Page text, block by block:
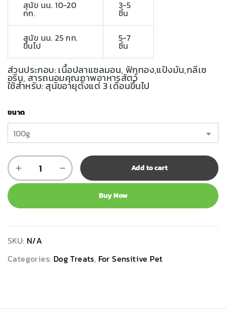
สุนัข นน. 10-20
กก.
3-5
ชิ้น
สุนัข นน. 25 กก.
ขึ้นไป
5-7
ชิ้น
ส่วนประกอบ: เนื้อปลาแซลมอน, ฟักทอง,แป้งมัน,กลีเซ
อรีน, สารถนอมคุณภาพอาหารสัตว์
ใช้สำหรับ: สุนัขอายุตั้งแต่ 3 เดือนขึ้นไป
ขนาด
Add to cart
Buy Now
SKU: N/A
Categories: Dog Treats, For Sensitive Pet